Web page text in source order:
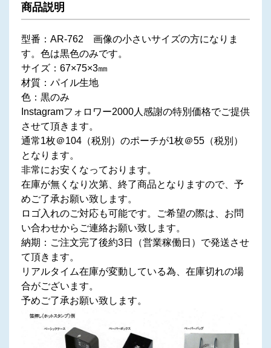
商品説明
型番：AR-762 画像の小さいサイズの方になりま
す。色は黒色のみです。
サイズ：67×75×3㎜
材質：パイル生地
色：黒のみ
Instagramフォロワー2000人感謝の特別価格でご提供
させて頂きます。
通常1枚＠104（税別）のポーチが1枚＠55（税別）
となります。
非常にお安くなっております。
在庫が無くなり次第、終了商品となりますので、予
めご了承お願い致します。
ロゴ入れのご対応も可能です。ご希望の際は、お問
い合わせからご連絡お願い致します。
納期：ご注文完了後約3日（営業稼働日）で発送させ
て頂きます。
リアルタイム在庫が変動している為、在庫切れの場
合がございます。
予めご了承お願い致します。